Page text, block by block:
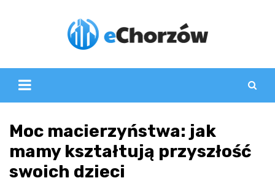
Moc macierzyństwa: jak
mamy kształtują przyszłość
swoich dzieci